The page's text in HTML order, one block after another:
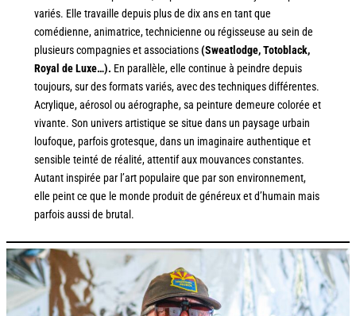
variés. Elle travaille depuis plus de dix ans en tant que
comédienne, animatrice, technicienne ou régisseuse au sein de
plusieurs compagnies et associations(Sweatlodge, Totoblack,
Royal de Luxe…). En parallèle, elle continue à peindre depuis
toujours, sur des formats variés, avec des techniques différentes.
Acrylique, aérosol ou aérographe, sa peinture demeure colorée et
vivante. Son univers artistique se situe dans un paysage urbain
loufoque, parfois grotesque, dans un imaginaire authentique et
sensible teinté de réalité, attentif aux mouvances constantes.
Autant inspirée par l’art populaire que par son environnement,
elle peint ce que le monde produit de généreux et d’humain mais
parfois aussi de brutal.